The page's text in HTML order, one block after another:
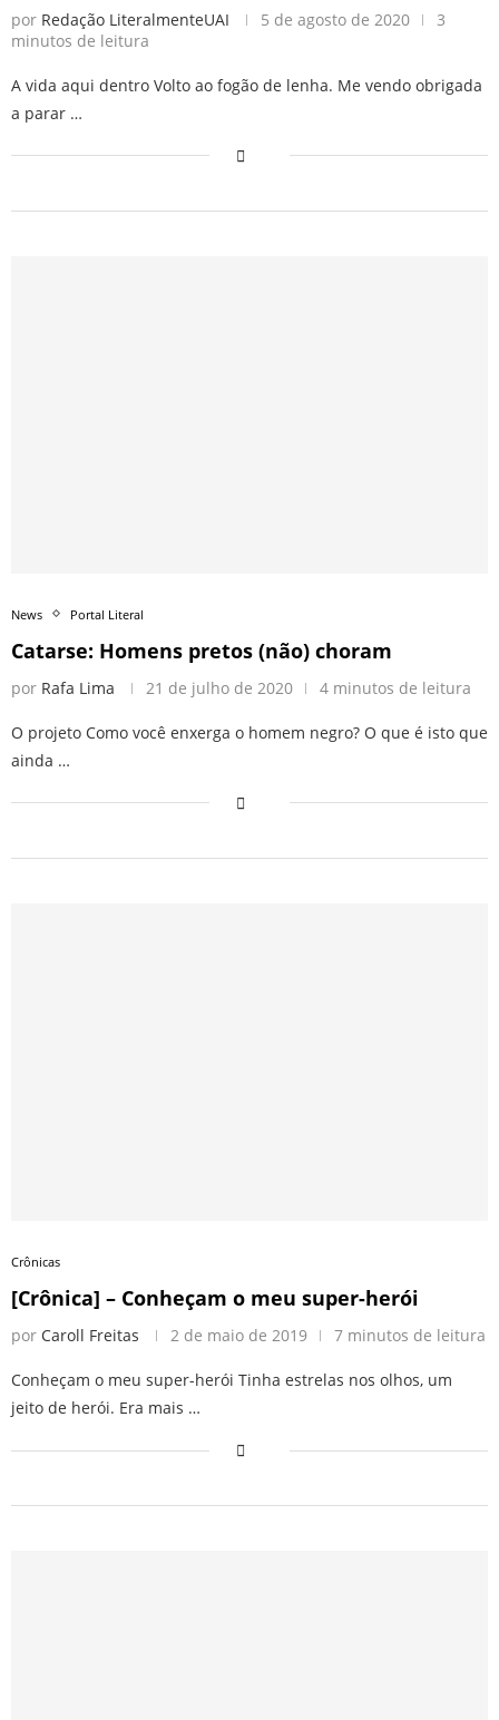
por Redação LiteralmenteUAI 5 de agosto de 2020
3
minutos de leitura
A vida aqui dentro Volto ao fogão de lenha. Me vendo obrigada
a parar …
News Portal Literal
Catarse: Homens pretos (não) choram
por Rafa Lima 21 de julho de 2020 4 minutos de leitura
O projeto Como você enxerga o homem negro? O que é isto que
ainda …
Crônicas
[Crônica] – Conheçam o meu super-herói
por Caroll Freitas 2 de maio de 2019 7 minutos de leitura
Conheçam o meu super-herói Tinha estrelas nos olhos, um
jeito de herói. Era mais …